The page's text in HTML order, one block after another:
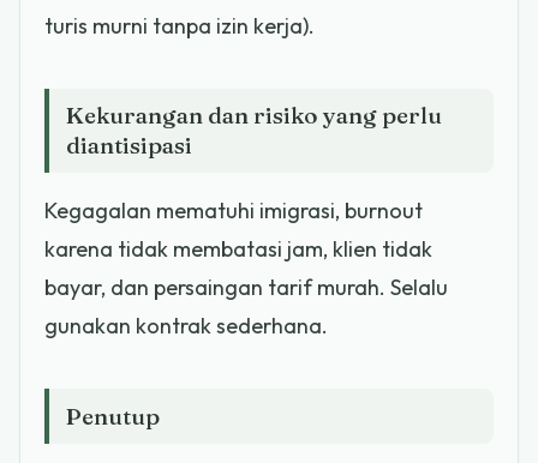
turis murni tanpa izin kerja).
Kekurangan dan risiko yang perlu
diantisipasi
Kegagalan mematuhi imigrasi, burnout
karena tidak membatasi jam, klien tidak
bayar, dan persaingan tarif murah. Selalu
gunakan kontrak sederhana.
Penutup